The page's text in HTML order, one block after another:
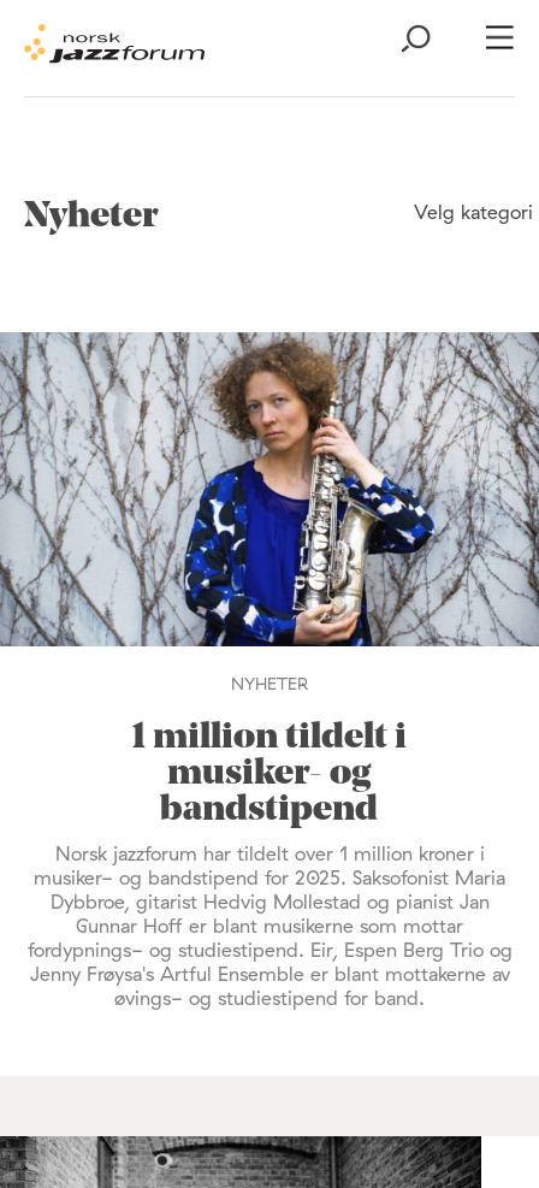
Velg kategori
Nyheter
NYHETER
1 million tildelt i
musiker- og
bandstipend
Norsk jazzforum har tildelt over 1 million kroner i
musiker- og bandstipend for 2025. Saksofonist Maria
Dybbroe, gitarist Hedvig Mollestad og pianist Jan
Gunnar Hoff er blant musikerne som mottar
fordypnings- og studiestipend. Eir, Espen Berg Trio og
Jenny Frøysa's Artful Ensemble er blant mottakerne av
øvings- og studiestipend for band.